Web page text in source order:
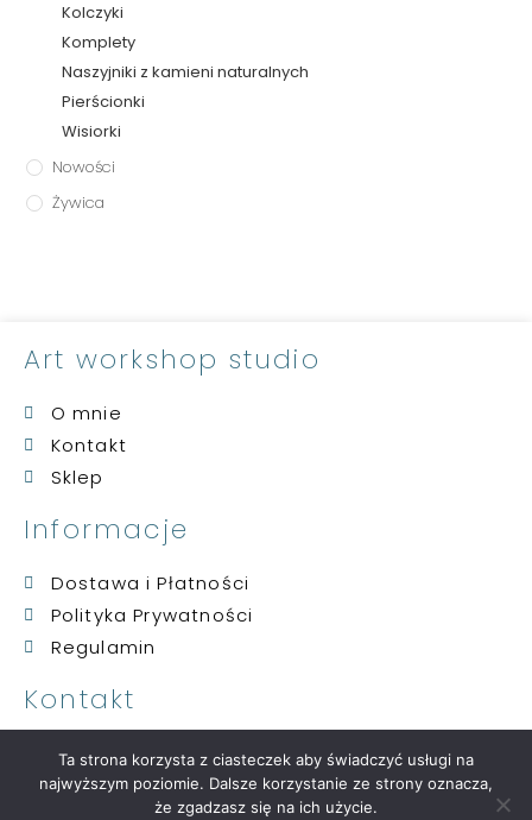
Kolczyki
Komplety
Naszyjniki z kamieni naturalnych
Pierścionki
Wisiorki
Nowości
Żywica
Art workshop studio
O mnie
Kontakt
Sklep
Informacje
Dostawa i Płatności
Polityka Prywatności
Regulamin
Kontakt
artwskontakt@gmail.com
509 084 381
Ta strona korzysta z ciasteczek aby świadczyć usługi na
najwyższym poziomie. Dalsze korzystanie ze strony oznacza,
że zgadzasz się na ich użycie.